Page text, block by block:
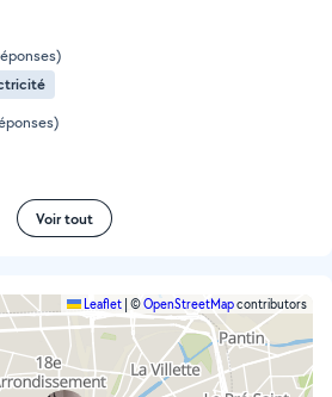
Voir tout
Leaflet ©OpenStreetMapcontributors